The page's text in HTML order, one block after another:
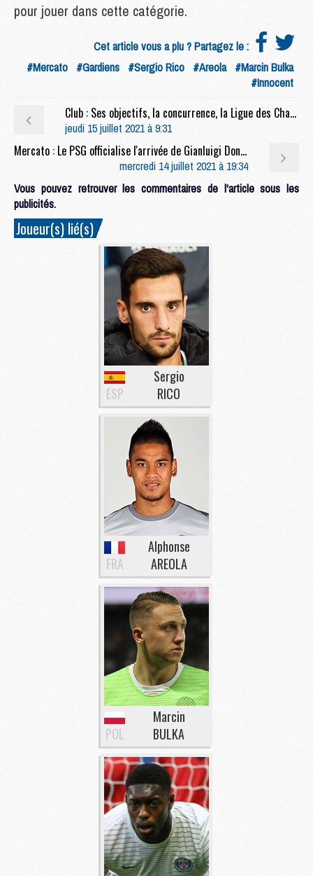
pour jouer dans cette catégorie.
Cet article vous a plu ? Partagez le :
#Mercato #Gardiens #Sergio Rico #Areola #Marcin Bulka
#Innocent
Club : Ses objectifs, la concurrence, la Ligue des Champions, etc, les premiers mots de Donnarumma sous le maillot du PSG
jeudi 15 juillet 2021 à 9:31
Mercato : Le PSG officialise l'arrivée de Gianluigi Donnarumma
mercredi 14 juillet 2021 à 19:34
Vous pouvez retrouver les commentaires de l'article sous les
publicités.
Joueur(s) lié(s)
ESP
Sergio
RICO
FRA
Alphonse
AREOLA
POL
Marcin
BULKA